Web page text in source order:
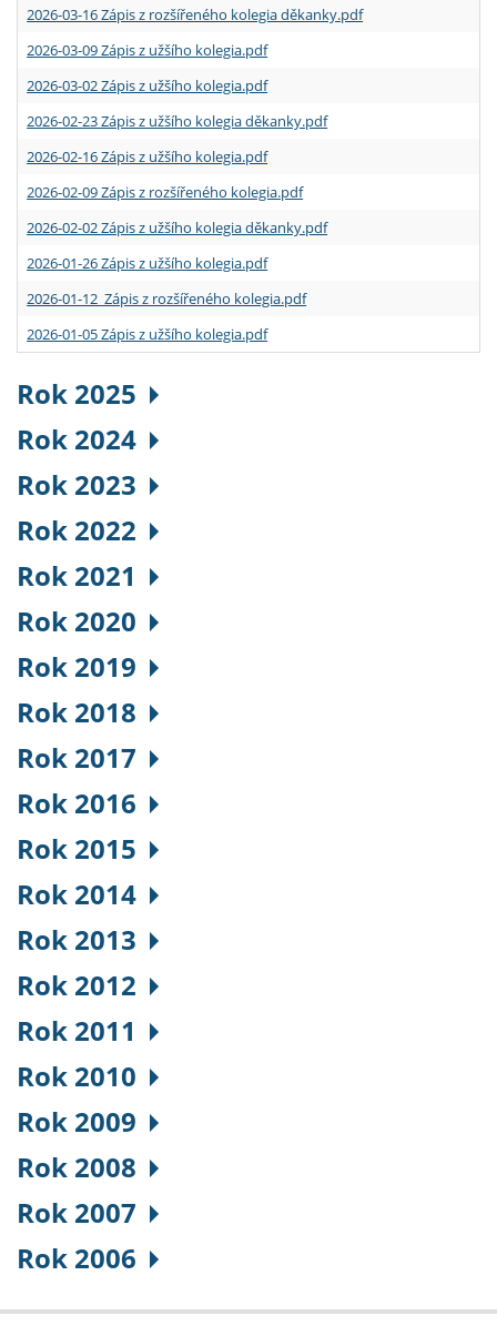
2026-03-16 Zápis z rozšířeného kolegia děkanky.pdf
2026-03-09 Zápis z užšího kolegia.pdf
2026-03-02 Zápis z užšího kolegia.pdf
2026-02-23 Zápis z užšího kolegia děkanky.pdf
2026-02-16 Zápis z užšího kolegia.pdf
2026-02-09 Zápis z rozšířeného kolegia.pdf
2026-02-02 Zápis z užšího kolegia děkanky.pdf
2026-01-26 Zápis z užšího kolegia.pdf
2026-01-12 Zápis z rozšířeného kolegia.pdf
2026-01-05 Zápis z užšího kolegia.pdf
Rok 2025
Rok 2024
Rok 2023
Rok 2022
Rok 2021
Rok 2020
Rok 2019
Rok 2018
Rok 2017
Rok 2016
Rok 2015
Rok 2014
Rok 2013
Rok 2012
Rok 2011
Rok 2010
Rok 2009
Rok 2008
Rok 2007
Rok 2006